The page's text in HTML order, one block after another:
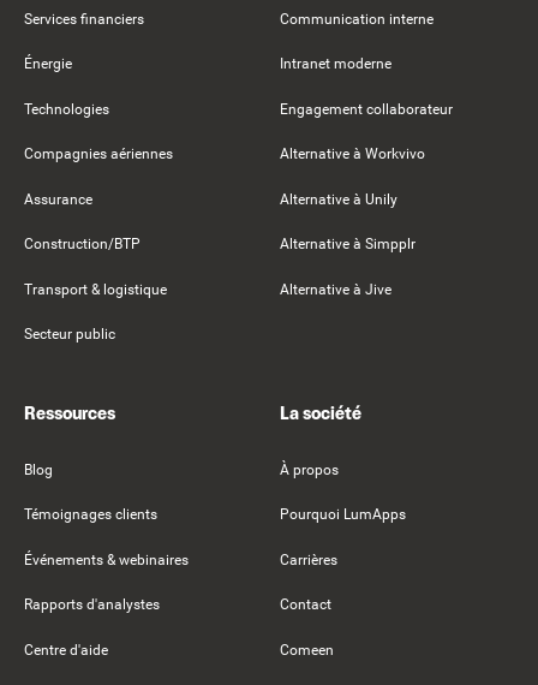
Services financiers
Énergie
Technologies
Compagnies aériennes
Assurance
Construction/BTP
Transport & logistique
Secteur public
Communication interne
Intranet moderne
Engagement collaborateur
Alternative à Workvivo
Alternative à Unily
Alternative à Simpplr
Alternative à Jive
Ressources
Blog
Témoignages clients
Événements & webinaires
Rapports d'analystes
Centre d'aide
La société
À propos
Pourquoi LumApps
Carrières
Contact
Comeen